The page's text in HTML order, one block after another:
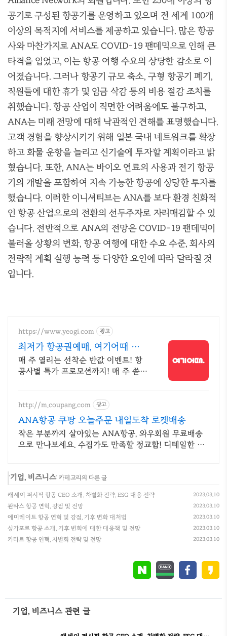
공기로 구성된 항공기를 운영하고 있으며 전 세계 100개
이상의 목적지에 서비스를 제공하고 있습니다. 많은 항공
사와 마찬가지로 ANA도 COVID-19 팬데믹으로 인해 큰
타격을 입었고, 이는 항공 여행 수요의 상당한 감소로 이
어졌습니다. 그러나 항공기 규모 축소, 구형 항공기 폐기,
직원들에 대한 휴가 및 임금 삭감 등의 비용 절감 조치를
취했습니다. 항공 산업이 직면한 어려움에도 불구하고,
ANA는 미래 전망에 대해 낙관적인 견해를 표명했습니다.
고객 경험을 향상시키기 위해 일본 국내 네트워크를 확장
하고 화물 운항을 늘리고 신기술에 투자할 계획이라고 밝
혔습니다. 또한, ANA는 바이오 연료의 사용과 전기 항공
기의 개발을 포함하여 지속 가능한 항공에 상당한 투자를
했습니다. 이러한 이니셔티브는 ANA를 보다 환경 친화적
인 항공 산업으로의 전환의 선두주자로 자리매김할 수 있
습니다. 전반적으로 ANA의 전망은 COVID-19 팬데믹이
불러올 상황의 변화, 항공 여행에 대한 수요 수준, 회사의
전략적 계획 실행 능력 등 다양한 요인에 따라 달라질 것
입니다.
https://www.yeogi.com 광고
최저가 항공권예매, 여기어때 항
공+숙소 묶음 할인 혜택
매 주 열리는 선착순 반값 이벤트! 항
공사별 특가 프로모션까지! 매 주 쏟아
http://m.coupang.com 광고
ANA항공 쿠팡 오늘주문 내일도착 로켓배송
작은 부분까지 살아있는 ANA항공, 와우회원 무료배송
으로 만나보세요. 수집가도 만족할 정교함! 디테일한 모
'기업, 비즈니스' 카테고리의 다른 글
캐세이 퍼시픽 항공 CEO 소개, 차별화 전략, ESG 대응 전략 2023.03.10
콴타스 항공 연혁, 강점 및 전망 2023.03.10
에미레이트 항공 연혁 및 강점, 기후 변화 대처법 2023.03.10
싱가포르 항공 소개, 기후 변화에 대한 대응책 및 전망 2023.03.10
카타르 항공 연혁, 차별화 전략 및 전망 2023.03.10
기업, 비즈니스 관련 글